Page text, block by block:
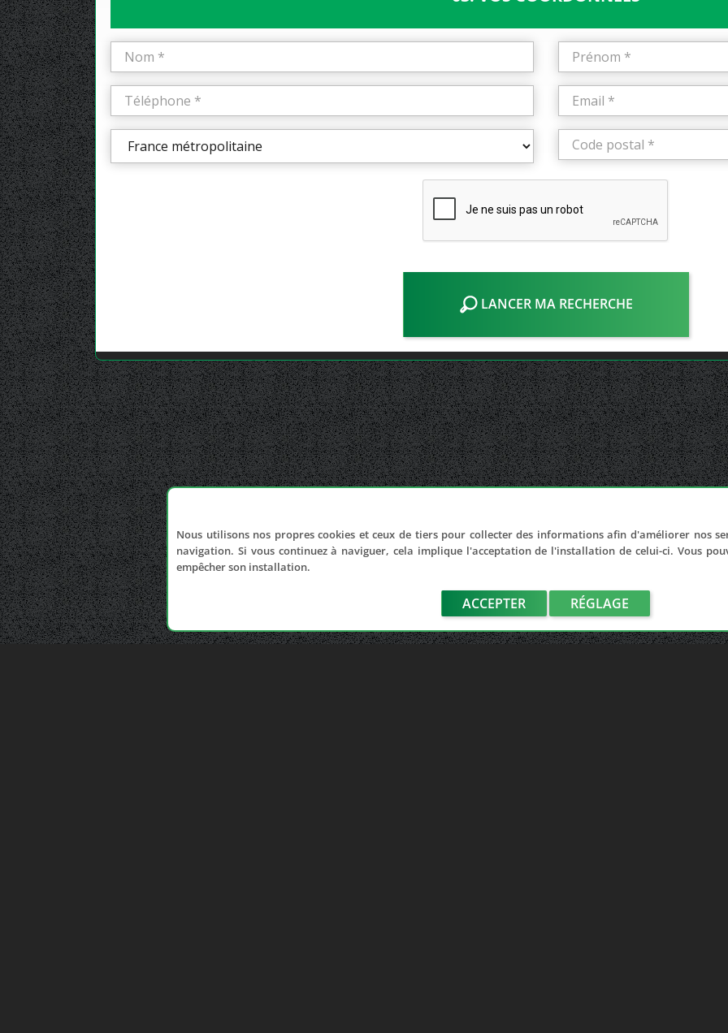
LANCER MA RECHERCHE
Nous utilisons nos propres cookies et ceux de tiers pour collecter des informations afin d'améliorer nos
navigation. Si vous continuez à naviguer, cela implique l'acceptation de l'installation de celui-ci. Vous
empêcher son installation.
ACCEPTER RÉGLAGE